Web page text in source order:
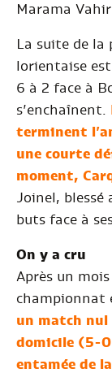
Marama
La suite de la
lorientaise
6 à 2 face à
s’enchaînent.
terminent
une courte
moment,
Joinel, blessé
buts face à
On y a cru
Après un
championnat
un match nul
domicile (5-
entamée de